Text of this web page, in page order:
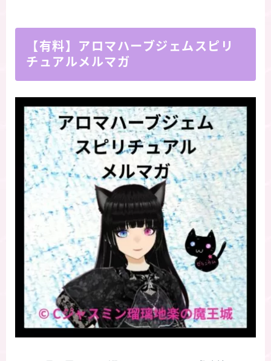
【有料】アロマハーブジェムスピリ
チュアルメルマガ